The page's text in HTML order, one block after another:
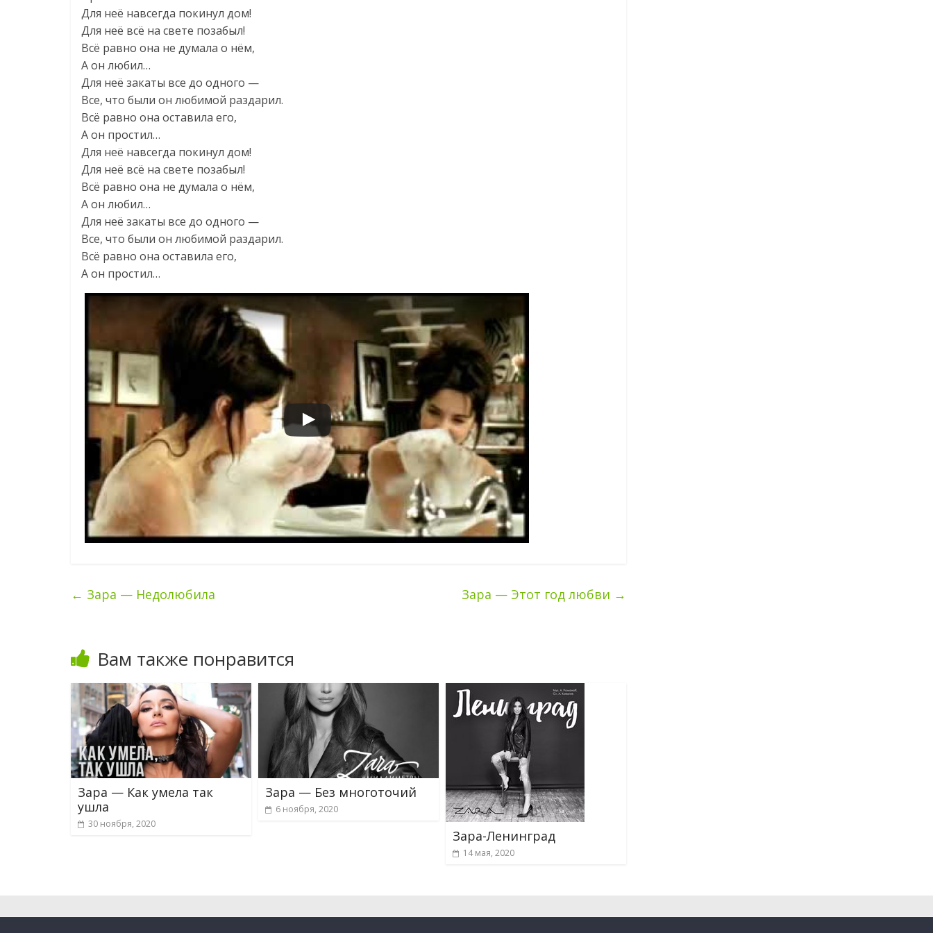
Для неё навсегда покинул дом!
Для неё всё на свете позабыл!
Всё равно она не думала о нём,
А он любил…
Для неё закаты все до одного —
Все, что были он любимой раздарил.
Всё равно она оставила его,
А он простил…
Для неё навсегда покинул дом!
Для неё всё на свете позабыл!
Всё равно она не думала о нём,
А он любил…
Для неё закаты все до одного —
Все, что были он любимой раздарил.
Всё равно она оставила его,
А он простил…
← Зара — Недолюбила Зара — Этот год любви →
Вам также понравится
Зара — Как умела так
ушла
30 ноября, 2020
Зара — Без многоточий
6 ноября, 2020
Зара-Ленинград
14 мая, 2020